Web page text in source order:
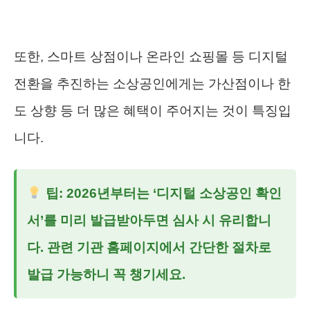
또한, 스마트 상점이나 온라인 쇼핑몰 등 디지털
전환을 추진하는 소상공인에게는 가산점이나 한
도 상향 등 더 많은 혜택이 주어지는 것이 특징입
니다.
팁: 2026년부터는 ‘디지털 소상공인 확인
서’를 미리 발급받아두면 심사 시 유리합니
다. 관련 기관 홈페이지에서 간단한 절차로
발급 가능하니 꼭 챙기세요.